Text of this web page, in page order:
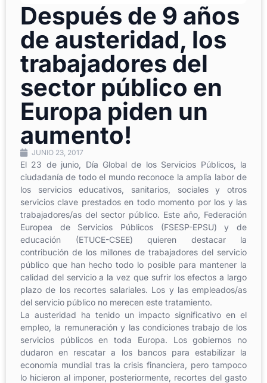
Después de 9 años
de austeridad, los
trabajadores del
sector público en
Europa piden un
aumento!
JUNIO 23, 2017
El 23 de junio, Día Global de los Servicios Públicos, la
ciudadanía de todo el mundo reconoce la amplia labor de
los servicios educativos, sanitarios, sociales y otros
servicios clave prestados en todo momento por los y las
trabajadores/as del sector público. Este año, Federación
Europea de Servicios Públicos (FSESP-EPSU) y de
educación (ETUCE-CSEE) quieren destacar la
contribución de los millones de trabajadores del servicio
público que han hecho todo lo posible para mantener la
calidad del servicio a la vez que sufrir los efectos a largo
plazo de los recortes salariales. Los y las empleados/as
del servicio público no merecen este tratamiento.
La austeridad ha tenido un impacto significativo en el
empleo, la remuneración y las condiciones trabajo de los
servicios públicos en toda Europa. Los gobiernos no
dudaron en rescatar a los bancos para estabilizar la
economía mundial tras la crisis financiera, pero tampoco
lo hicieron al imponer, posteriormente, recortes del gasto